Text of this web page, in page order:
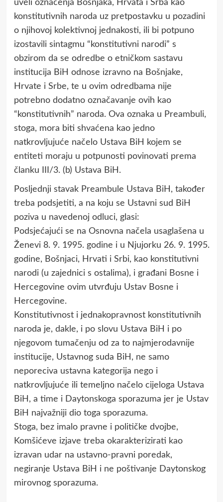
uveli označenja Bošnjaka, Hrvata i Srba kao
konstitutivnih naroda uz pretpostavku u pozadini
o njihovoj kolektivnoj jednakosti, ili bi potpuno
izostavili sintagmu “konstitutivni narodi” s
obzirom da se odredbe o etničkom sastavu
institucija BiH odnose izravno na Bošnjake,
Hrvate i Srbe, te u ovim odredbama nije
potrebno dodatno označavanje ovih kao
“konstitutivnih” naroda. Ova oznaka u Preambuli,
stoga, mora biti shvaćena kao jedno
natkrovljujuće načelo Ustava BiH kojem se
entiteti moraju u potpunosti povinovati prema
članku III/3. (b) Ustava BiH.
Posljednji stavak Preambule Ustava BiH, također
treba podsjetiti, a na koju se Ustavni sud BiH
poziva u navedenoj odluci, glasi:
Podsjećajući se na Osnovna načela usaglašena u
Ženevi 8. 9. 1995. godine i u Njujorku 26. 9. 1995.
godine, Bošnjaci, Hrvati i Srbi, kao konstitutivni
narodi (u zajednici s ostalima), i građani Bosne i
Hercegovine ovim utvrđuju Ustav Bosne i
Hercegovine.
Konstitutivnost i jednakopravnost konstitutivnih
naroda je, dakle, i po slovu Ustava BiH i po
njegovom tumačenju od za to najmjerodavnije
institucije, Ustavnog suda BiH, ne samo
neporeciva ustavna kategorija nego i
natkrovljujuće ili temeljno načelo cijeloga Ustava
BiH, a time i Daytonskoga sporazuma jer je Ustav
BiH najvažniji dio toga sporazuma.
Stoga, bez imalo pravne i političke dvojbe,
Komšićeve izjave treba okarakterizirati kao
izravan udar na ustavno-pravni poredak,
negiranje Ustava BiH i ne poštivanje Daytonskog
mirovnog sporazuma.